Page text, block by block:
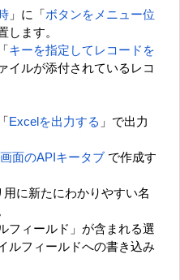
」に「 ボタンをメニュー位
します。
キーを指定してレコードを
イルが添付されているレコ
Excelを出力する 」で出力
面のAPIキータブ で作成す
に新たにわかりやすい名
フィールド」が含まれる選
ルフィールドへの書き込み